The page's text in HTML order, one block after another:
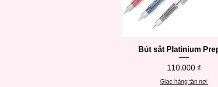
Xem nhanh
Bút sắt Platinium
Giá
110.000 ₫
Giao hàng tận nơi